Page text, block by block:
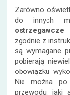
Zarówno
do innych
ostrzegawcze
zgodnie z
są wymagane
pobierają
obowiązku
Nie można po
przewodu, jaki